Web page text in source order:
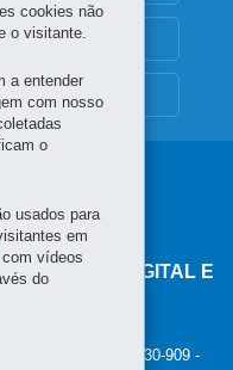
DIGITAL E
Cívico
80.530-909 -
cookies não
o visitante.
a entender
com nosso
o
usados para
em
vídeos
do